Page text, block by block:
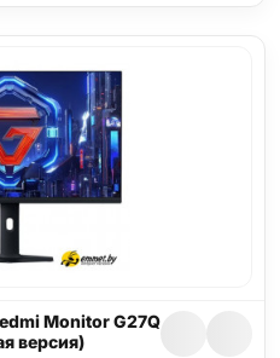
Monitor G27Q
версия)